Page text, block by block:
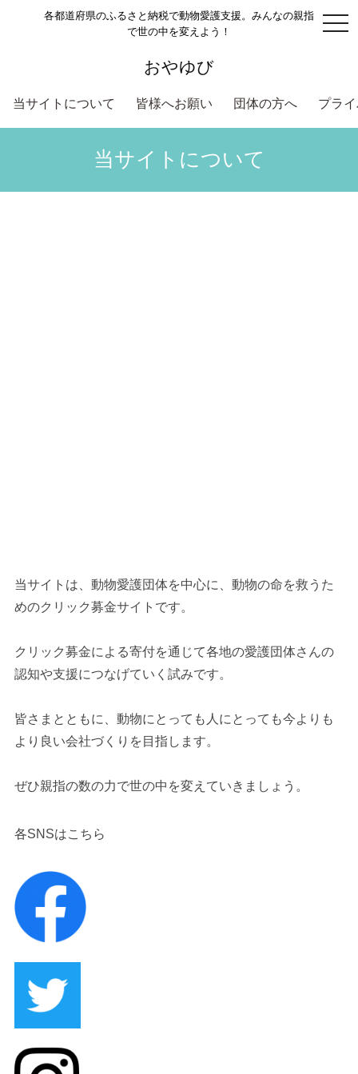
各都道府県のふるさと納税で動物愛護支援。みんなの親指
で世の中を変えよう！
おやゆび
当サイトについて 皆様へお願い 団体の方へ プラ
当サイトについて
当サイトは、動物愛護団体を中心に、動物の命を救うた
めのクリック募金サイトです。
クリック募金による寄付を通じて各地の愛護団体さんの
認知や支援につなげていく試みです。
皆さまとともに、動物にとっても人にとっても今よりも
より良い会社づくりを目指します。
ぜひ親指の数の力で世の中を変えていきましょう。
各SNSはこちら